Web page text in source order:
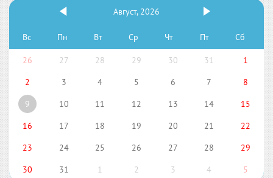
Август, 2026
Вс Пн Вт Ср Чт Пт Сб
26 27 28 29 30 31
1
2
3 4 5 6 7
8
9
10 11 12 13 14
15
16
17 18 19 20 21
22
23
24 25 26 27 28
29
30
31 1 2 3 4 5